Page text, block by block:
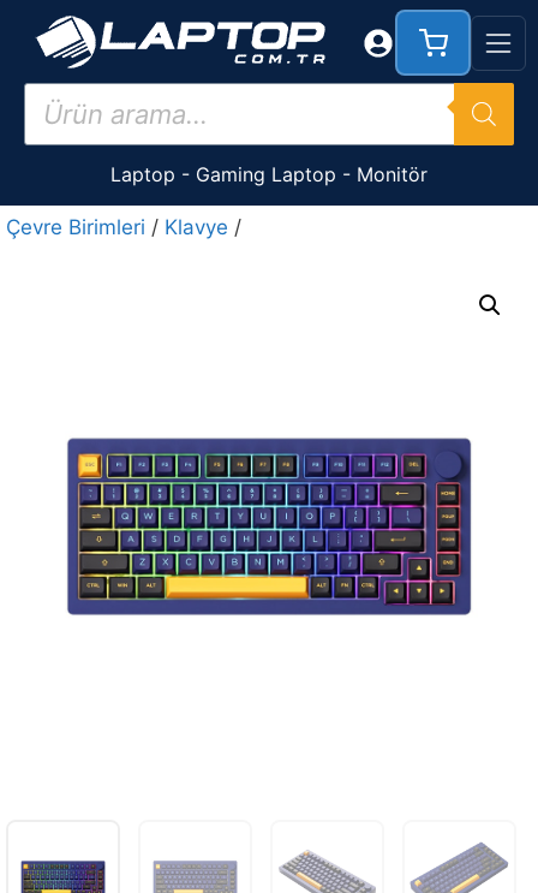
İçeriğe
Products
search
Laptop - Gaming Laptop - Monitör
Çevre Birimleri / Klavye /